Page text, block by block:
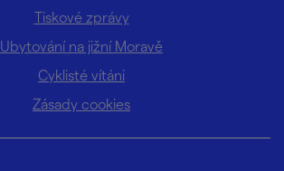
Tiskové zprávy
Ubytování na jižní Moravě
Cyklisté vítáni
Zásady cookies